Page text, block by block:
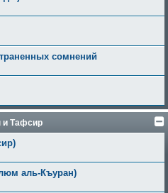
сомнений
и Тафсир
аль-Къуран)